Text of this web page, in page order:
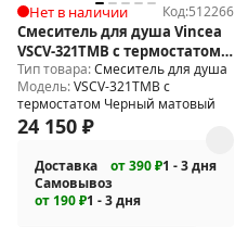
Нет в наличии Код:512266
Смеситель для душа Vincea
VSCV-321TMB с термостатом
Черный матовый
Тип товара:Смеситель для душа
Модель:VSCV-321TMB с
термостатом Черный матовый
24 150 ₽
Доставка от 390 ₽1 - 3 дня
Самовывоз
от 190 ₽1 - 3 дня